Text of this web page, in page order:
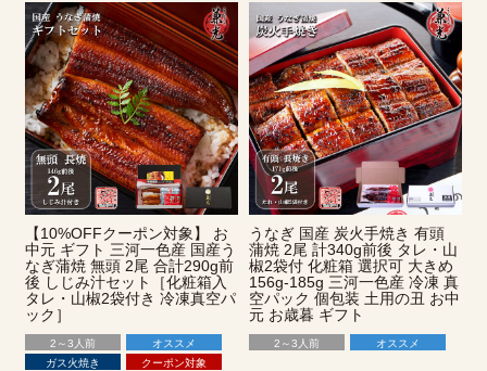
【10%OFFクーポン対象】 お
中元 ギフト 三河一色産 国産う
なぎ蒲焼 無頭 2尾 合計290g前
後 しじみ汁セット［化粧箱入
タレ・山椒2袋付き 冷凍真空パ
ック］
2～3人前
オススメ
ガス火焼き
クーポン対象
うなぎ 国産 炭火手焼き 有頭
蒲焼 2尾 計340g前後 タレ・山
椒2袋付 化粧箱 選択可 大きめ
156g-185g 三河一色産 冷凍 真
空パック 個包装 土用の丑 お中
元 お歳暮 ギフト
2～3人前 オススメ